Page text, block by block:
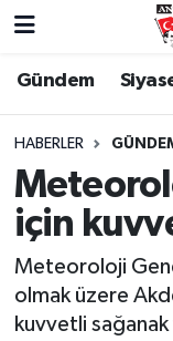
Gündem
HABERLER
için
Meteoroloji
olmak üzere
kuvvetli
Gündem
Siyaset
Yerel
Nöbetçi
Hava
Trafik